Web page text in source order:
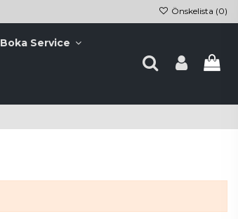
Önskelista (0)
Boka Service